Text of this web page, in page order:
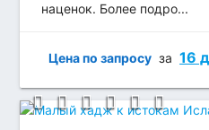
наценок. Более подро...
Цена по запросу за 16